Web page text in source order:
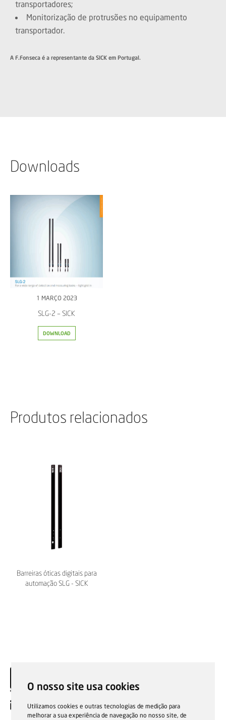
O nosso site usa cookies
Utilizamos cookies e outras tecnologias de medição para
melhorar a sua experiência de navegação no nosso site, de
transportadores;
Monitorização de protrusões no equipamento
transportador.
A F.Fonseca é a representante da SICK em Portugal.
Downloads
1 MARÇO 2023
SLG-2 – SICK
DOWNLOAD
Produtos relacionados
Barreiras óticas digitais para
automação SLG - SICK
PT